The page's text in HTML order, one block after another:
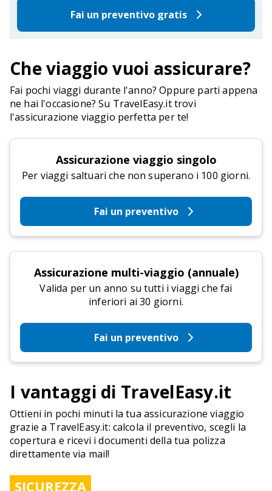
Fai un preventivo gratis
Che viaggio vuoi assicurare?
Fai pochi viaggi durante l'anno? Oppure parti appena
ne hai l'occasione? Su TravelEasy.it trovi
l'assicurazione viaggio perfetta per te!
Assicurazione viaggio singolo
Per viaggi saltuari che non superano i 100 giorni.
Fai un preventivo
Assicurazione multi-viaggio (annuale)
Valida per un anno su tutti i viaggi che fai
inferiori ai 30 giorni.
Fai un preventivo
I vantaggi di TravelEasy.it
Ottieni in pochi minuti la tua assicurazione viaggio
grazie a TravelEasy.it: calcola il preventivo, scegli la
copertura e ricevi i documenti della tua polizza
direttamente via mail!
SICUREZZA